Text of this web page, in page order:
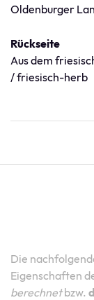
Oldenburger
Rückseite
Aus dem
/ friesisch-herb
Die
Eigenschaften
berechnetbzw.